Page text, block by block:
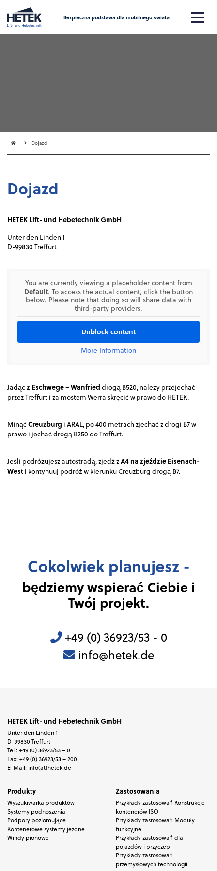
Dojazd
Dojazd
HETEK Lift- und Hebetechnik GmbH
Unter den Linden 1
D-99830 Treffurt
You are currently viewing a placeholder content from
Default. To access the actual content, click the button
below. Please note that doing so will share data with
third-party providers.
Unblock content
More Information
Jadąc z Eschwege – Wanfried drogą B520, należy przejechać
przez Treffurt i za mostem Werra skręcić w prawo do HETEK.
MinąćCreuzburg i ARAL, po 400 metrach zjechać z drogi B7 w
prawo i jechać drogą B250 do Treffurt.
Jeśli podróżujesz autostradą, zjedź zA4 na zjeździe Eisenach-
West i kontynuuj podróż w kierunku Creuzburg drogą B7.
Cokolwiek planujesz -
będziemy wspierać Ciebie i
Twój projekt.
+49 (0) 36923/53 - 0
info@hetek.de
HETEK Lift- und Hebetechnik GmbH
Unter den Linden 1
D-99830 Treffurt
Tel.: +49 (0) 36923/53 – 0
Fax: +49 (0) 36923/53 – 200
E-Mail: info(at)hetek.de
Produkty
Wyszukiwarka produktów
Systemy podnoszenia
Podpory poziomujące
Kontenerowe systemy jezdne
Windy pionowe
Zastosowania
Przykłady zastosowań Konstrukcje
kontenerów ISO
Przykłady zastosowań Moduły
funkcyjne
Przykłady zastosowań dla
pojazdów i przyczep
Przykłady zastosowań
przemysłowych technologii
Bezpieczna podstawa dla mobilnego świata.